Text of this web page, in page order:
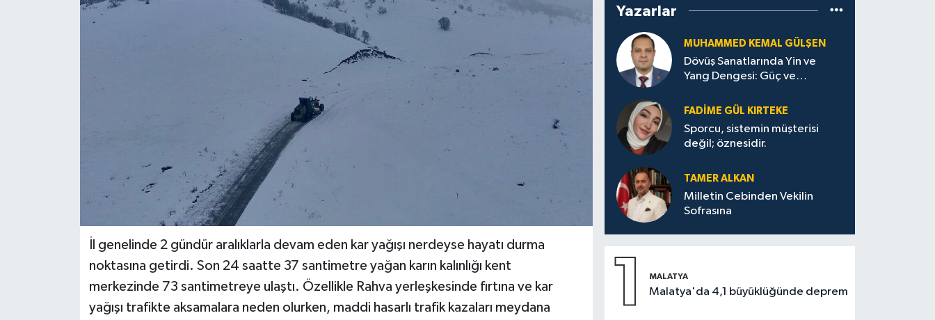
İl genelinde 2 gündür aralıklarla devam eden kar yağışı nerdeyse hayatı durma
noktasına getirdi. Son 24 saatte 37 santimetre yağan karın kalınlığı kent
merkezinde 73 santimetreye ulaştı. Özellikle Rahva yerleşkesinde fırtına ve kar
yağışı trafikte aksamalara neden olurken, maddi hasarlı trafik kazaları meydana
Yazarlar
MUHAMMED KEMAL GÜLŞEN
Dövüş Sanatlarında Yin ve
Yang Dengesi: Güç ve
FADIME GÜL KIRTEKE
Sporcu, sistemin müşterisi
değil; öznesidir.
TAMER ALKAN
Milletin Cebinden Vekilin
Sofrasına
1 MALATYA
Malatya'da 4,1 büyüklüğünde deprem